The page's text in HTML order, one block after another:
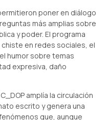
poner en diálogo
más amplias sobre
y poder. El programa
en redes sociales, el
humor sobre temas
expresiva, daño
amplía la circulación
escrito y genera una
que, aunque